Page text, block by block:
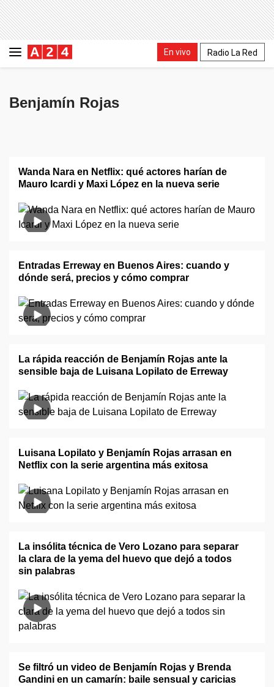
En vivo Radio La Red
Benjamín Rojas
Wanda Nara en Netflix: qué actores harían de
Mauro Icardi y Maxi López en la nueva serie
Entradas Erreway en Buenos Aires: cuando y
dónde será, precios y cómo comprar
La rápida reacción de Benjamín Rojas ante la
sensible baja de Luisana Lopilato de Erreway
Luisana Lopilato y Benjamín Rojas arrasan en
Netflix con la serie argentina más exitosa
La insólita técnica de Vero Lozano para separar
la clara de la yema del huevo que dejó a todos
sin palabras
Se filtró un video de Benjamín Rojas y Brenda
Gandini en un camarín: baile sensual y caricias